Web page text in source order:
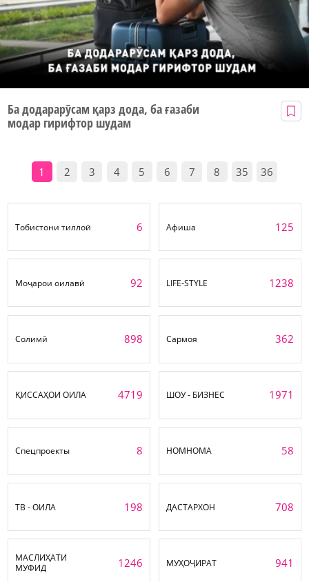
Ба додарарӯсам қарз дода, ба ғазаби
модар гирифтор шудам
1 2 3 4 5 6 7 8 35 36
Тобистони тиллоӣ 6 Афиша 125
Моҷарои оилавӣ 92 LIFE-STYLE 1238
Солимӣ 898 Сармоя 362
ҚИССАҲОИ ОИЛА 4719 ШОУ - БИЗНЕС 1971
Спецпроекты 8 НОМНОМА 58
ТВ - ОИЛА 198 ДАСТАРХОН 708
МАСЛИҲАТИ
МУФИД
1246 МУҲОҶИРАТ 941